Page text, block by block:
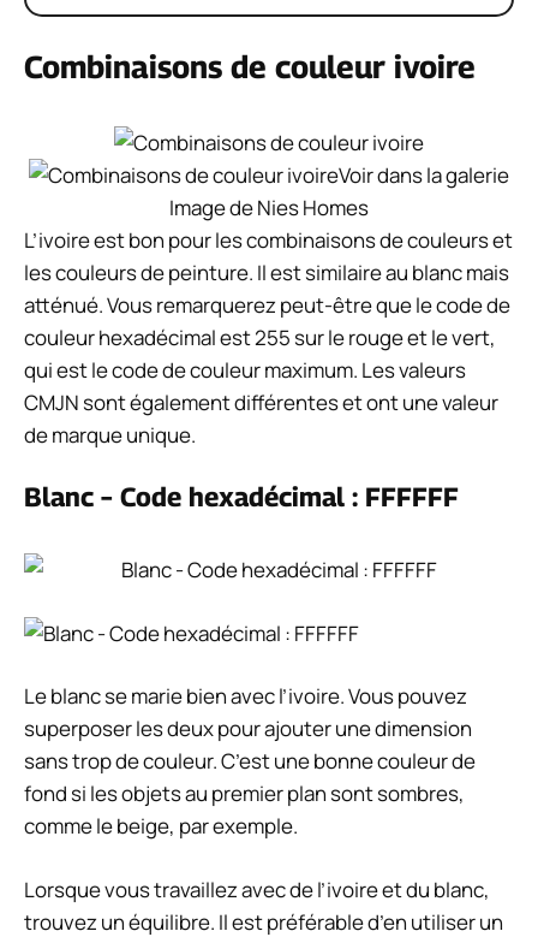
Combinaisons de couleur ivoire
Voir dans la galerie
Image de Nies Homes
L’ivoire est bon pour les combinaisons de couleurs et
les couleurs de peinture. Il est similaire au blanc mais
atténué. Vous remarquerez peut-être que le code de
couleur hexadécimal est 255 sur le rouge et le vert,
qui est le code de couleur maximum. Les valeurs
CMJN sont également différentes et ont une valeur
de marque unique.
Blanc – Code hexadécimal : FFFFFF
Le blanc se marie bien avec l’ivoire. Vous pouvez
superposer les deux pour ajouter une dimension
sans trop de couleur. C’est une bonne couleur de
fond si les objets au premier plan sont sombres,
comme le beige, par exemple.
Lorsque vous travaillez avec de l’ivoire et du blanc,
trouvez un équilibre. Il est préférable d’en utiliser un